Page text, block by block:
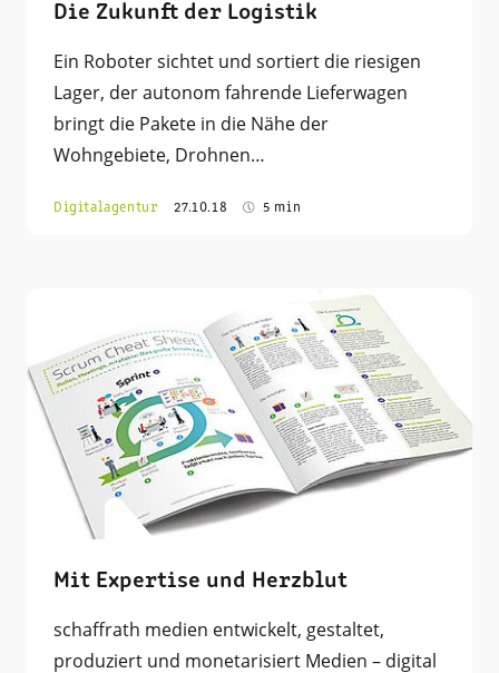
Die Zukunft der Logistik
Ein Roboter sichtet und sortiert die riesigen
Lager, der autonom fahrende Lieferwagen
bringt die Pakete in die Nähe der
Wohngebiete, Drohnen…
Digitalagentur 27.10.18 5 min
Mit Expertise und Herzblut
schaffrath medien entwickelt, gestaltet,
produziert und monetarisiert Medien – digital